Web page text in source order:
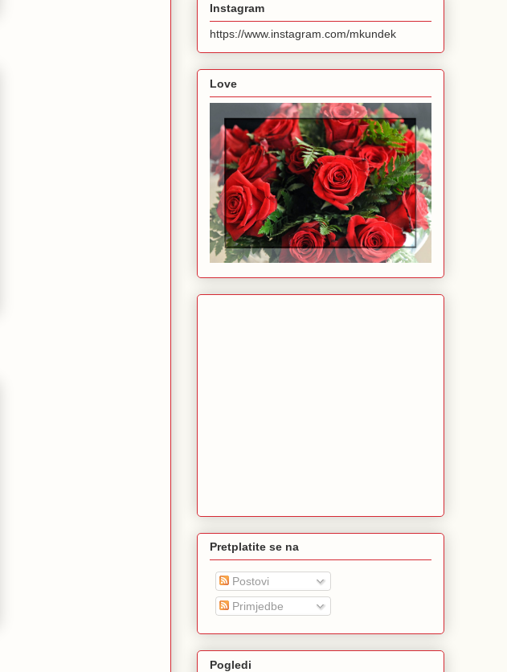
Instagram
https://www.instagram.com/mkundek
Love
Pretplatite se na
Postovi
Primjedbe
Pogledi